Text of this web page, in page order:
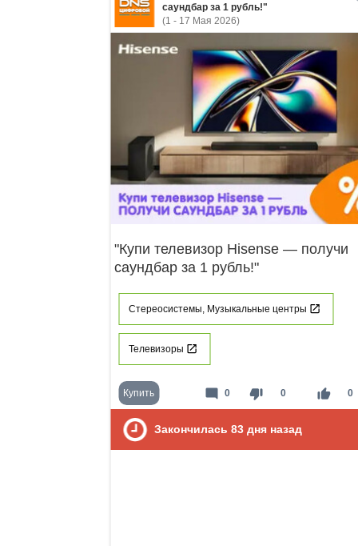
саундбар за 1 рубль!"
(1 - 17 Мая 2026)
"Купи телевизор Hisense — получи
саундбар за 1 рубль!"
Стереосистемы, Музыкальные центры
Телевизоры
Купить thumb_down 0 thumb_up 0
mode_comment 0
Закончилась 83 дня назад